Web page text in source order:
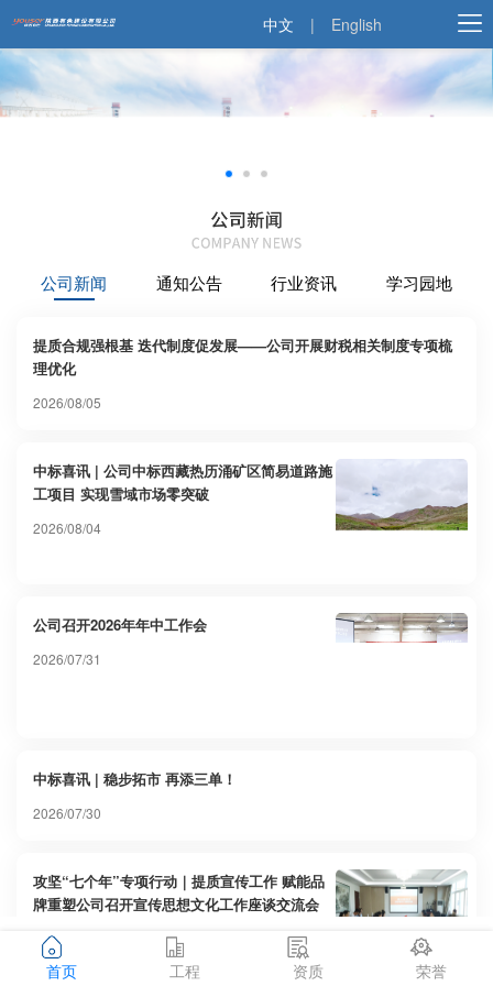
中文 | English
首页 工程 资质 荣誉
公司新闻 通知公告 行业资讯 学习园地
提质合规强根基 迭代制度促发展——公司开展财税相关制度专项梳
理优化
2026/08/05
中标喜讯 | 公司中标西藏热历涌矿区简易道路施
工项目 实现雪域市场零突破
2026/08/04
公司召开2026年年中工作会
2026/07/31
中标喜讯 | 稳步拓市 再添三单！
2026/07/30
攻坚“七个年”专项行动｜提质宣传工作 赋能品
牌重塑公司召开宣传思想文化工作座谈交流会
2026/07/23